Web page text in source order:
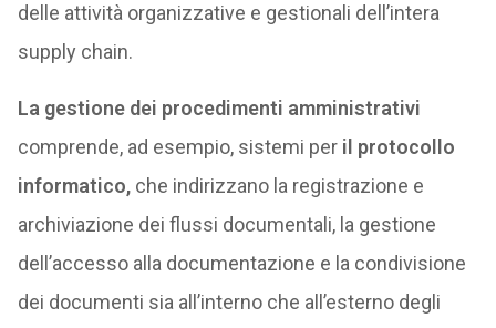
delle attività organizzative e gestionali dell’intera
supply chain.
La gestione dei procedimenti amministrativi
comprende, ad esempio, sistemi peril protocollo
informatico, che indirizzano la registrazione e
archiviazione dei flussi documentali, la gestione
dell’accesso alla documentazione e la condivisione
dei documenti sia all’interno che all’esterno degli